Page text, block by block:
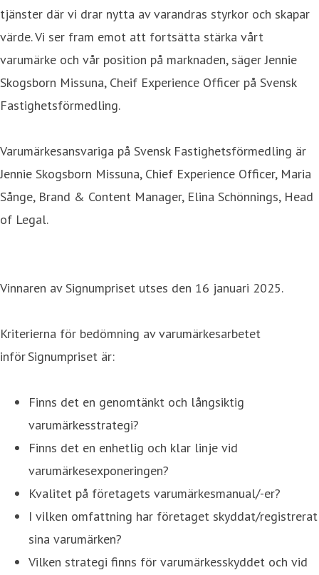
tjänster där vi drar nytta av varandras styrkor och skapar
värde. Vi ser fram emot att fortsätta stärka vårt
varumärke och vår position på marknaden, säger Jennie
Skogsborn Missuna, Cheif Experience Officer på Svensk
Fastighetsförmedling.
Varumärkesansvariga på Svensk Fastighetsförmedling är
Jennie Skogsborn Missuna, Chief Experience Officer, Maria
Sånge, Brand & Content Manager, Elina Schönnings, Head
of Legal.
Vinnaren av Signumpriset utses den 16 januari 2025.
Kriterierna för bedömning av varumärkesarbetet
inför Signumpriset är:
Finns det en genomtänkt och långsiktig
varumärkesstrategi?
Finns det en enhetlig och klar linje vid
varumärkesexponeringen?
Kvalitet på företagets varumärkesmanual/-er?
I vilken omfattning har företaget skyddat/registrerat
sina varumärken?
Vilken strategi finns för varumärkesskyddet och vid